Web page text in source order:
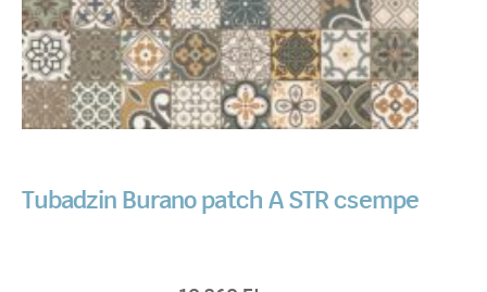
Tubadzin Burano patch A STR csempe